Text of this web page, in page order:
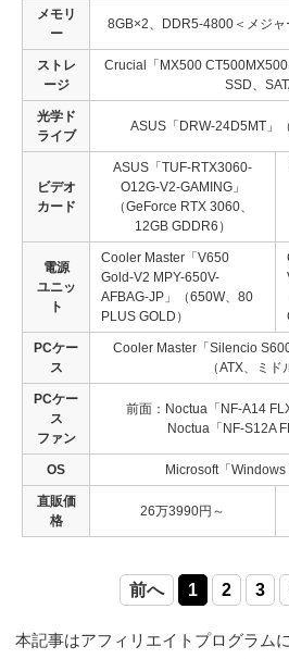
メモリ
ー
8GB×2、DDR5-4800＜メジャ
ストレ
ージ
Crucial「MX500
SSD、
光学ド
ライブ
ASUS「DRW-24D5MT」
ビデオ
カード
ASUS「TUF-RTX3060-
O12G-V2-GAMING」
（GeForce RTX 3060、
12GB GDDR6）
電源
ユニッ
ト
Cooler Master「V650
Gold-V2 MPY-650V-
AFBAG-JP」（650W、80
PLUS GOLD）
PCケー
ス
Cooler Master「Silencio
（ATX、ミド
PCケー
ス
ファン
前面：Noctua「NF-A14
Noctua「NF-S12A
OS Microsoft「Windows
直販価
格
26万3990円～
前へ 1 2 3
本記事はアフィリエイトプログラム